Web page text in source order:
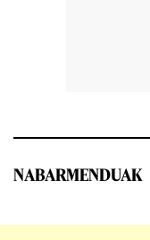
NABARMENDUAK